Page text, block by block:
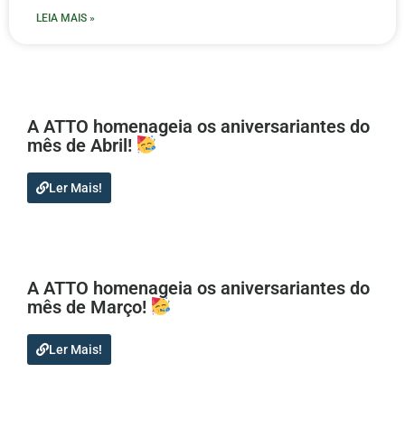
LEIA MAIS »
A ATTO homenageia os aniversariantes do
mês de Abril!
Ler Mais!
A ATTO homenageia os aniversariantes do
mês de Março!
Ler Mais!